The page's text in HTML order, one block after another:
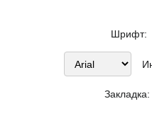
Шрифт:
Закладка: